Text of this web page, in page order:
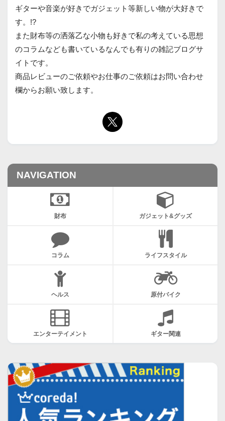
ギターや音楽が好きでガジェット等新しい物が大好きで
す。!?
また財布等の洒落乙な小物も好きで私の考えている思想
のコラムなども書いているなんでも有りの雑記ブログサ
イトです。
商品レビューのご依頼やお仕事のご依頼はお問い合わせ
欄からお願い致します。
NAVIGATION
財布 ガジェット&グッズ
コラム ライフスタイル
ヘルス 原付バイク
エンターテイメント ギター関連